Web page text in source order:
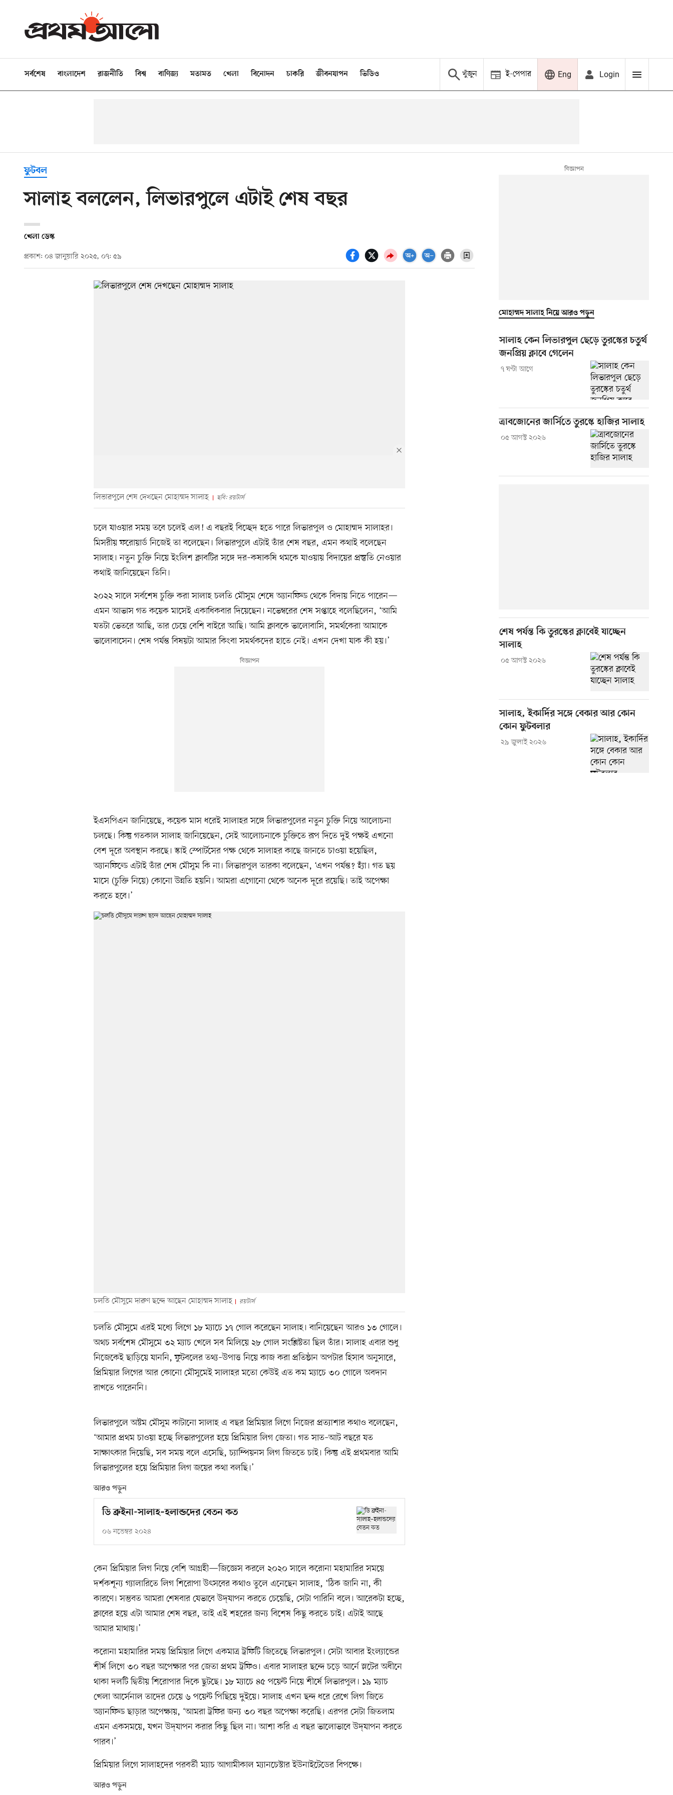
সর্বশেষ বাংলাদেশ রাজনীতি বিশ্ব বাণিজ্য মতামত খেলা বিনোদন চাকরি জীবনযাপন ভিডিও খুঁজুন ই-পেপার Eng Login
ফুটবল
সালাহ বললেন, লিভারপুলে এটাই শেষ বছর
খেলা ডেস্ক
প্রকাশ: ০৪ জানুয়ারি ২০২৫, ০৭: ৫৯
লিভারপুলে শেষ দেখছেন মোহাম্মদ সালাহ ছবি: রয়টার্স
চলে যাওয়ার সময় তবে চলেই এল! এ বছরই বিচ্ছেদ হতে পারে লিভারপুল ও মোহাম্মদ সালাহর।
মিসরীয় ফরোয়ার্ড নিজেই তা বলেছেন। লিভারপুলে এটাই তাঁর শেষ বছর, এমন কথাই বলেছেন
সালাহ। নতুন চুক্তি নিয়ে ইংলিশ ক্লাবটির সঙ্গে দর–কষাকষি থমকে যাওয়ায় বিদায়ের প্রস্তুতি নেওয়ার
কথাই জানিয়েছেন তিনি।
২০২২ সালে সর্বশেষ চুক্তি করা সালাহ চলতি মৌসুম শেষে অ্যানফিল্ড থেকে বিদায় নিতে পারেন—
এমন আভাস গত কয়েক মাসেই একাধিকবার দিয়েছেন। নভেম্বরের শেষ সপ্তাহে বলেছিলেন, ‘আমি
যতটা ভেতরে আছি, তার চেয়ে বেশি বাইরে আছি। আমি ক্লাবকে ভালোবাসি, সমর্থকেরা আমাকে
ভালোবাসেন। শেষ পর্যন্ত বিষয়টা আমার কিংবা সমর্থকদের হাতে নেই। এখন দেখা যাক কী হয়।’
ইএসপিএন জানিয়েছে, কয়েক মাস ধরেই সালাহর সঙ্গে লিভারপুলের নতুন চুক্তি নিয়ে আলোচনা
চলছে। কিন্তু গতকাল সালাহ জানিয়েছেন, সেই আলোচনাকে চুক্তিতে রূপ দিতে দুই পক্ষই এখনো
বেশ দূরে অবস্থান করছে। স্কাই স্পোর্টসের পক্ষ থেকে সালাহর কাছে জানতে চাওয়া হয়েছিল,
অ্যানফিল্ডে এটাই তাঁর শেষ মৌসুম কি না। লিভারপুল তারকা বলেছেন, ‘এখন পর্যন্ত? হ্যাঁ। গত ছয়
মাসে (চুক্তি নিয়ে) কোনো উন্নতি হয়নি। আমরা এগোনো থেকে অনেক দূরে রয়েছি। তাই অপেক্ষা
করতে হবে।’
চলতি মৌসুমে দারুণ ছন্দে আছেন মোহাম্মদ সালাহ রয়টার্স
চলতি মৌসুমে এরই মধ্যে লিগে ১৮ ম্যাচে ১৭ গোল করেছেন সালাহ। বানিয়েছেন আরও ১৩ গোলে।
অথচ সর্বশেষ মৌসুমে ৩২ ম্যাচ খেলে সব মিলিয়ে ২৮ গোল সংশ্লিষ্টতা ছিল তাঁর। সালাহ এবার শুধু
নিজেকেই ছাড়িয়ে যাননি, ফুটবলের তথ্য–উপাত্ত নিয়ে কাজ করা প্রতিষ্ঠান অপটার হিসাব অনুসারে,
প্রিমিয়ার লিগের আর কোনো মৌসুমেই সালাহর মতো কেউই এত কম ম্যাচে ৩০ গোলে অবদান
রাখতে পারেননি।
লিভারপুলে অষ্টম মৌসুম কাটানো সালাহ এ বছর প্রিমিয়ার লিগে নিজের প্রত্যাশার কথাও বলেছেন,
‘আমার প্রথম চাওয়া হচ্ছে লিভারপুলের হয়ে প্রিমিয়ার লিগ জেতা। গত সাত–আট বছরে যত
সাক্ষাৎকার দিয়েছি, সব সময় বলে এসেছি, চ্যাম্পিয়নস লিগ জিততে চাই। কিন্তু এই প্রথমবার আমি
লিভারপুলের হয়ে প্রিমিয়ার লিগ জয়ের কথা বলছি।’
আরও পড়ুন
ডি ব্রুইনা-সালাহ–হলান্ডদের বেতন কত
০৬ নভেম্বর ২০২৪
কেন প্রিমিয়ার লিগ নিয়ে বেশি আগ্রহী—জিজ্ঞেস করলে ২০২০ সালে করোনা মহামারির সময়ে
দর্শকশূন্য গ্যালারিতে লিগ শিরোপা উৎসবের কথাও তুলে এনেছেন সালাহ, ‘ঠিক জানি না, কী
কারণে। সম্ভবত আমরা শেষবার যেভাবে উদ্‌যাপন করতে চেয়েছি, সেটা পারিনি বলে। আরেকটা হচ্ছে,
ক্লাবের হয়ে এটা আমার শেষ বছর, তাই এই শহরের জন্য বিশেষ কিছু করতে চাই। এটাই আছে
আমার মাথায়।’
করোনা মহামারির সময় প্রিমিয়ার লিগে একমাত্র ট্রফিটি জিতেছে লিভারপুল। সেটা আবার ইংল্যান্ডের
শীর্ষ লিগে ৩০ বছর অপেক্ষার পর জেতা প্রথম ট্রফিও। এবার সালাহর ছন্দে চড়ে আর্নে স্লটের অধীনে
থাকা দলটি দ্বিতীয় শিরোপার দিকে ছুটছে। ১৮ ম্যাচে ৪৫ পয়েন্ট নিয়ে শীর্ষে লিভারপুল। ১৯ ম্যাচ
খেলা আর্সেনাল তাদের চেয়ে ৬ পয়েন্ট পিছিয়ে দুইয়ে। সালাহ এখন ছন্দ ধরে রেখে লিগ জিতে
অ্যানফিল্ড ছাড়ার অপেক্ষায়, ‘আমরা ট্রফির জন্য ৩০ বছর অপেক্ষা করেছি। এরপর সেটা জিতলাম
এমন একসময়ে, যখন উদ্‌যাপন করার কিছু ছিল না। আশা করি এ বছর ভালোভাবে উদ্‌যাপন করতে
পারব।’
প্রিমিয়ার লিগে সালাহদের পরবর্তী ম্যাচ আগামীকাল ম্যানচেস্টার ইউনাইটেডের বিপক্ষে।
আরও পড়ুন
মোহাম্মদ সালাহ নিয়ে আরও পড়ুন
সালাহ কেন লিভারপুল ছেড়ে তুরস্কের চতুর্থ
জনপ্রিয় ক্লাবে গেলেন
৭ ঘণ্টা আগে
ত্রাবজোনের জার্সিতে তুরস্কে হাজির সালাহ
০৫ আগস্ট ২০২৬
শেষ পর্যন্ত কি তুরস্কের ক্লাবেই যাচ্ছেন
সালাহ
০৫ আগস্ট ২০২৬
সালাহ, ইকার্দির সঙ্গে বেকার আর কোন
কোন ফুটবলার
২৯ জুলাই ২০২৬